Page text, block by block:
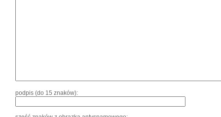
podpis (do 15 znaków):